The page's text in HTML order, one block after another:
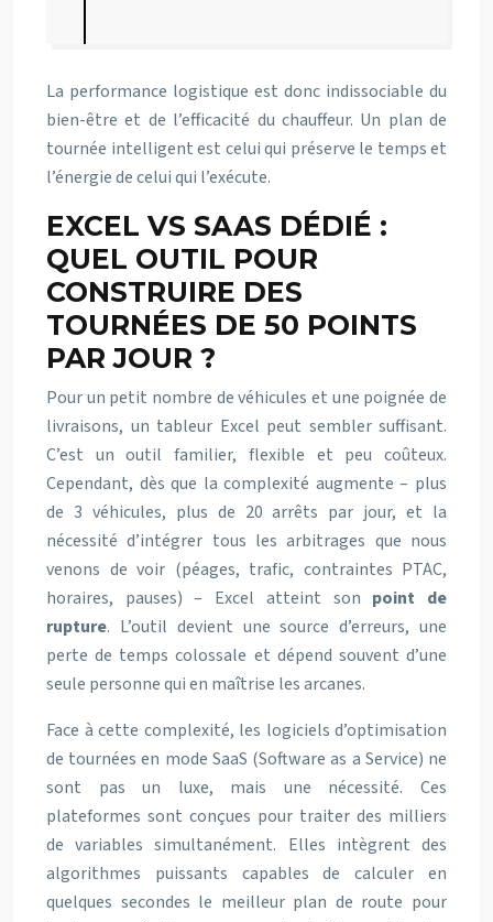
La performance logistique est donc indissociable du
bien-être et de l’efficacité du chauffeur. Un plan de
tournée intelligent est celui qui préserve le temps et
l’énergie de celui qui l’exécute.
EXCEL VS SAAS DÉDIÉ :
QUEL OUTIL POUR
CONSTRUIRE DES
TOURNÉES DE 50 POINTS
PAR JOUR ?
Pour un petit nombre de véhicules et une poignée de
livraisons, un tableur Excel peut sembler suffisant.
C’est un outil familier, flexible et peu coûteux.
Cependant, dès que la complexité augmente – plus
de 3 véhicules, plus de 20 arrêts par jour, et la
nécessité d’intégrer tous les arbitrages que nous
venons de voir (péages, trafic, contraintes PTAC,
horaires, pauses) – Excel atteint son point de
rupture. L’outil devient une source d’erreurs, une
perte de temps colossale et dépend souvent d’une
seule personne qui en maîtrise les arcanes.
Face à cette complexité, les logiciels d’optimisation
de tournées en mode SaaS (Software as a Service) ne
sont pas un luxe, mais une nécessité. Ces
plateformes sont conçues pour traiter des milliers
de variables simultanément. Elles intègrent des
algorithmes puissants capables de calculer en
quelques secondes le meilleur plan de route pour